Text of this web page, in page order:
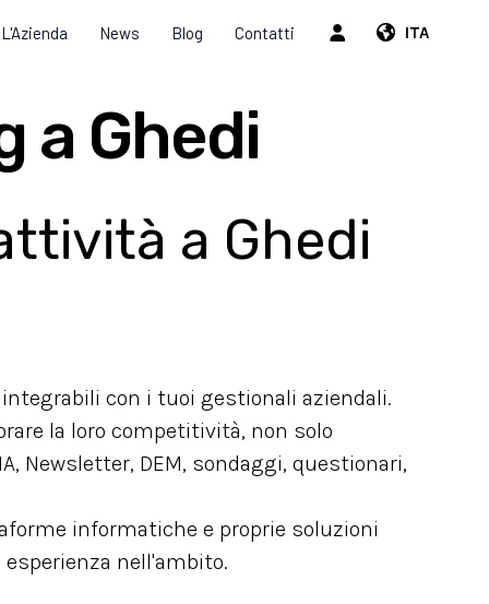
ITA
L'Azienda News Blog Contatti
a Ghedi
a Ghedi
con i tuoi gestionali aziendali.
la loro competitività, non solo
Newsletter, DEM, sondaggi, questionari,
informatiche e proprie soluzioni
nell'ambito.